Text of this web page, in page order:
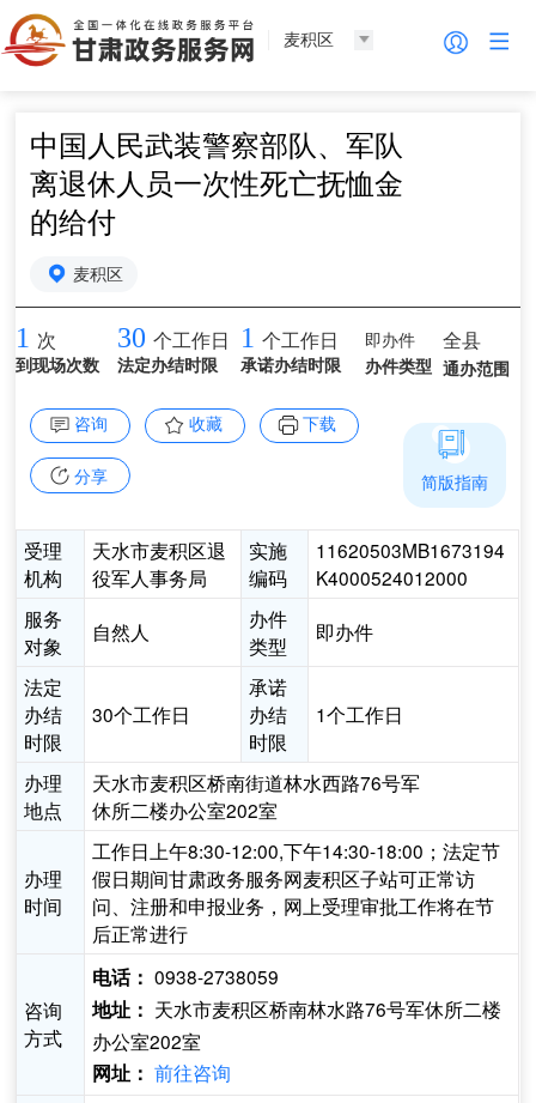
麦积区
中国人民武装警察部队、军队
离退休人员一次性死亡抚恤金
的给付
麦积区
1 次
到现场次数
30 个工作日
法定办结时限
1 个工作日
承诺办结时限
即办件
办件类型
全县
通办范围
咨询 收藏 下载
分享
受理
机构
天水市麦积区退
役军人事务局
实施
编码
11620503MB1673194
K4000524012000
服务
对象
自然人
办件
类型
即办件
法定
办结
时限
30个工作日
承诺
办结
时限
1个工作日
办理
地点
天水市麦积区桥南街道林水西路76号军
休所二楼办公室202室
办理
时间
工作日上午8:30-12:00,下午14:30-18:00；法定节
假日期间甘肃政务服务网麦积区子站可正常访
问、注册和申报业务，网上受理审批工作将在节
后正常进行
咨询
方式
电话： 0938-2738059
地址： 天水市麦积区桥南林水路76号军休所二楼
办公室202室
网址： 前往咨询
简版指南